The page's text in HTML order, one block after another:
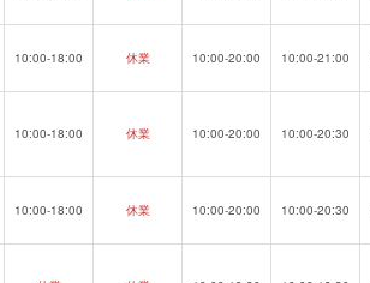
10:00-18:00 休業 10:00-20:00 10:00-21:00
10:00-18:00 休業 10:00-20:00 10:00-20:30
10:00-18:00 休業 10:00-20:00 10:00-20:30